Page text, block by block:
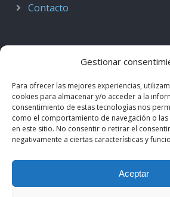
Gestionar
Para ofrecer las mejores experiencias,
cookies para almacenar y/o acceder a la
consentimiento de estas tecnologías nos
como el comportamiento de navegación o
en este sitio. No consentir o retirar el
negativamente a ciertas características y
Aceptar
Contacto
Podcast de Medicina
Radio